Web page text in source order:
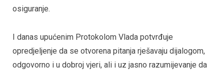
osiguranje.
I danas upućenim Protokolom Vlada potvrđuje
opredjeljenje da se otvorena pitanja rješavaju dijalogom,
odgovorno i u dobroj vjeri, ali i uz jasno razumijevanje da